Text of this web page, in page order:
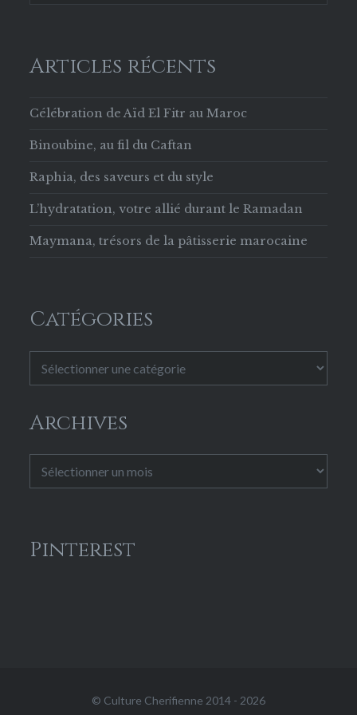
Articles récents
Célébration de Aïd El Fitr au Maroc
Binoubine, au fil du Caftan
Raphia, des saveurs et du style
L’hydratation, votre allié durant le Ramadan
Maymana, trésors de la pâtisserie marocaine
Catégories
Archives
Pinterest
© Culture Cherifienne 2014 - 2026